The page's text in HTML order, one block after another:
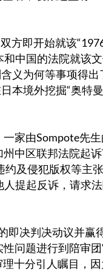
方即开始就该
中国的法院就该
义为何等事项得
本境外挖掘“奥特
家由Sompote先
中区联邦法院起
及侵犯版权等主
提起反诉，请求
即决判决动议并赢
问题进行到陪审
十分引人瞩目，